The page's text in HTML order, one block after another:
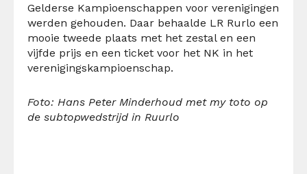
Gelderse Kampioenschappen voor verenigingen
werden gehouden. Daar behaalde LR Rurlo een
mooie tweede plaats met het zestal en een
vijfde prijs en een ticket voor het NK in het
verenigingskampioenschap.
Foto: Hans Peter Minderhoud met my toto op
de subtopwedstrijd in Ruurlo